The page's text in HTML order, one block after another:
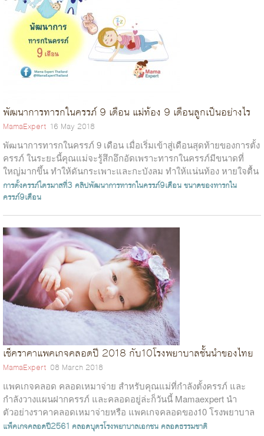
พัฒนาการทารกในครรภ์ 9 เดือน แม่ท้อง 9 เดือนลูกเป็นอย่างไร
MamaExpert 16 May 2018
พัฒนาการทารกในครรภ์ 9 เดือน เมื่อเริ่มเข้าสู่เดือนสุดท้ายของการตั้ง
ครรภ์ ในระยะนี้คุณแม่จะรู้สึกอึกอัดเพราะทารกในครรภ์มีขนาดที่
ใหญ่มากขึ้น ทำให้ดันกระเพาะและกะบังลม ทำให้แน่นท้อง หายใจตื้น
และเ...
การตั้งครรภ์ไตรมาสที่3 คลิปพัฒนาการทารกในครรภ์9เดือนขนาดของทารกใน
ครรภ์9เดือน
เช็คราคาแพคเกจคลอดปี 2018 กับ10โรงพยาบาลชั้นนำของไทย
MamaExpert 08 March 2018
แพคเกจคลอด คลอดเหมาจ่าย สำหรับคุณแม่ที่กำลังตั้งครรภ์ และ
กำลังวางแผนฝากครรภ์ และคลอดอยู่ล่ะก็วันนี้ Mamaexpert นำ
ตัวอย่างราคาคลอดเหมาจ่ายหรือ แพคเกจคลอดของ10 โรงพยาบาล
ชั้นนำของไทยมาให้คุณแม่ได้พิจารณ...
แพ็คเกจคลอดปี2561 คลอดบุตรโรงพยาบาลเอกชน คลอดธรรมชาติ